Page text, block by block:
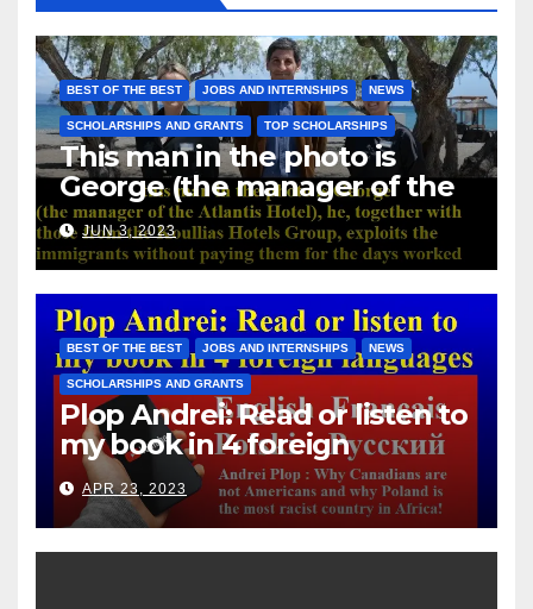
BEST OF THE BEST JOBS AND INTERNSHIPS NEWS
SCHOLARSHIPS AND GRANTS TOP SCHOLARSHIPS
This man in the photo is
George (the manager of the
Atlantis Hotel), he, together
with those from the Koullias
Hotels Group, exploits the
immigrants without paying
them for the days worked
JUN 3, 2023
BEST OF THE BEST JOBS AND INTERNSHIPS NEWS
SCHOLARSHIPS AND GRANTS
Plop Andrei: Read or listen to
my book in 4 foreign
languages
APR 23, 2023